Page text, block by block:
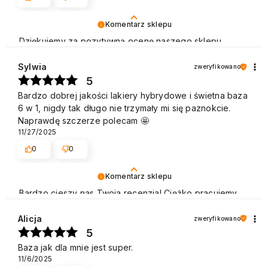
Komentarz sklepu
Dziękujemy za pozytywną ocenę naszego sklepu.
Komentarz sklepu
Bardzo cieszy nas Twoja recenzja! Ciężko pracujemy,
jesteśmy zadowoleni, że nam się udało. Mamy nadzieję,
że do nas wrócisz :) Pozdrawiamy
Sylwia zweryfikowano
5
Bardzo dobrej jakości lakiery hybrydowe i świetna baza
6 w 1, nigdy tak długo nie trzymały mi się paznokcie.
Naprawdę szczerze polecam 🤩
11/27/2025
0
0
Alicja zweryfikowano
5
Baza jak dla mnie jest super.
11/6/2025